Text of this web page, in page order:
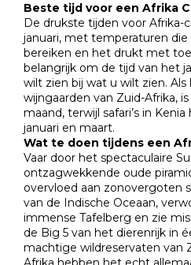
Beste tijd voor een Afrika
De drukste tijden voor Afrika-
januari, met temperaturen
bereiken en het drukt met
belangrijk om de tijd van het
wilt zien bij wat u wilt zien.
wijngaarden van Zuid-Afrika,
maand, terwijl safari’s in
januari en maart.
Wat te doen tijdens een
Vaar door het spectaculaire
ontzagwekkende oude
overvloed aan zonovergoten
van de Indische Oceaan,
immense Tafelberg en zie
de Big 5 van het dierenrijk in
machtige wildreservaten van